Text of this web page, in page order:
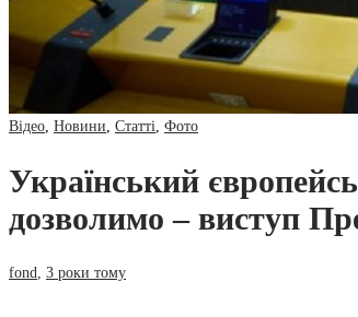
Відео Новини Статті Фото
Український
дозволимо – виступ
fond 3 роки тому